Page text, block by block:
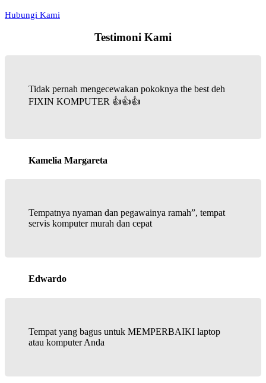
Hubungi Kami
Testimoni Kami
Tidak pernah mengecewakan pokoknya the best deh
FIXIN KOMPUTER 👍👍👍
Kamelia Margareta
Tempatnya nyaman dan pegawainya ramah”, tempat
servis komputer murah dan cepat
Edwardo
Tempat yang bagus untuk MEMPERBAIKI laptop
atau komputer Anda